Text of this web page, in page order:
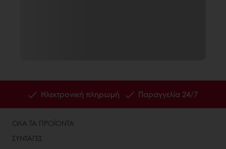
Ηλεκτρονική πληρωμή Παραγγελία 24/7
ΟΛΑ ΤΑ ΠΡΟΪΟΝΤΑ
ΣΥΝΤΑΓΕΣ